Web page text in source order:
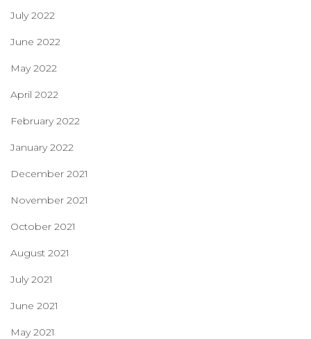
July 2022
June 2022
May 2022
April 2022
February 2022
January 2022
December 2021
November 2021
October 2021
August 2021
July 2021
June 2021
May 2021